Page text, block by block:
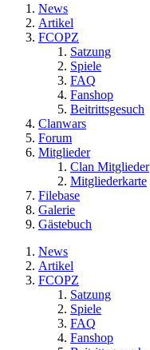
News
Artikel
FCOPZ
Satzung
Spiele
FAQ
Fanshop
Beitrittsgesuch
Clanwars
Forum
Mitglieder
Clan Mitglieder
Mitgliederkarte
Filebase
Galerie
Gästebuch
News
Artikel
FCOPZ
Satzung
Spiele
FAQ
Fanshop